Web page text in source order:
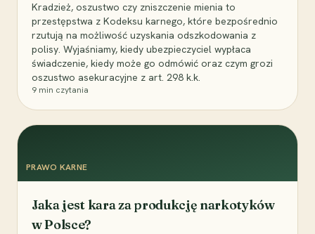
Kradzież, oszustwo czy zniszczenie mienia to
przestępstwa z Kodeksu karnego, które bezpośrednio
rzutują na możliwość uzyskania odszkodowania z
polisy. Wyjaśniamy, kiedy ubezpieczyciel wypłaca
świadczenie, kiedy może go odmówić oraz czym grozi
oszustwo asekuracyjne z art. 298 k.k.
9 min czytania
PRAWO KARNE
Jaka jest kara za produkcję narkotyków
w Polsce?